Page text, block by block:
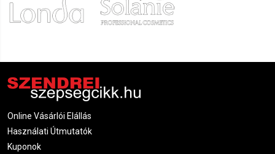
Online Vásárlói Elállás
Használati Útmutatók
Kuponok